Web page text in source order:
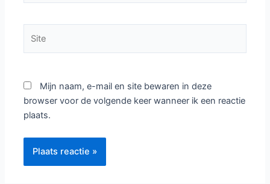
Mijn naam, e-mail en site bewaren in deze
browser voor de volgende keer wanneer ik een reactie
plaats.